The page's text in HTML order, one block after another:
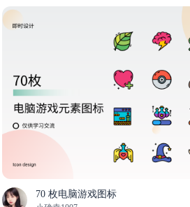
70 枚电脑游戏图标